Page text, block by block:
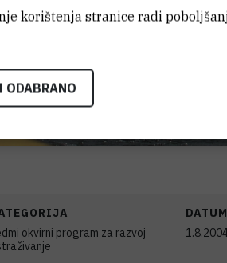
okvirni program za razvoj
korištenja stranice radi
ODABRANO